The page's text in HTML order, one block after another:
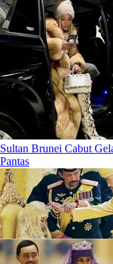
Sultan Brunei Cabut
Pantas